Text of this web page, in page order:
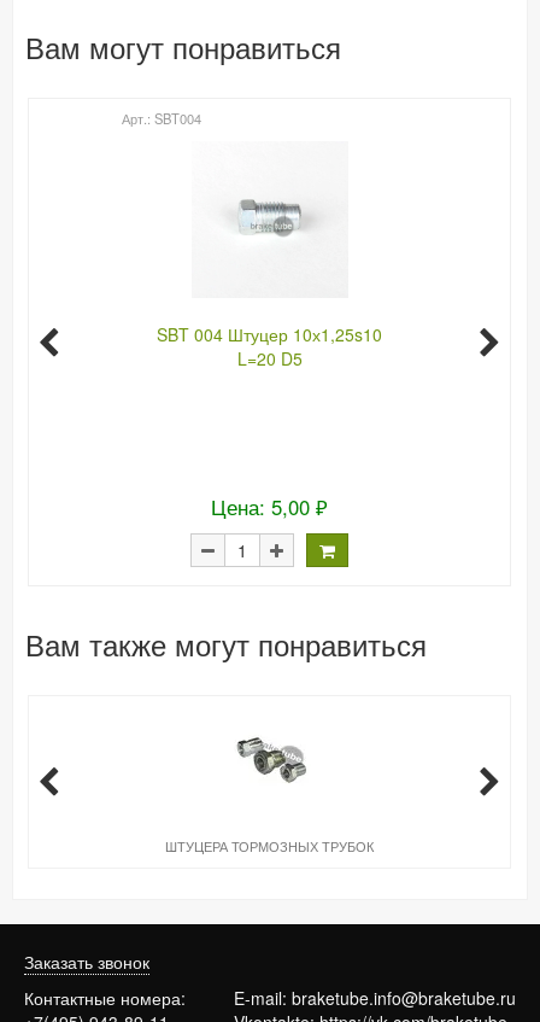
Вам могут понравиться
Арт.: SBT004
SBT 004 Штуцер 10х1,25s10
L=20 D5
Цена: 5,00 ₽
Вам также могут понравиться
ШТУЦЕРА ТОРМОЗНЫХ ТРУБОК
Заказать звонок
Контактные номера:
E-mail: braketube.info@braketube.ru